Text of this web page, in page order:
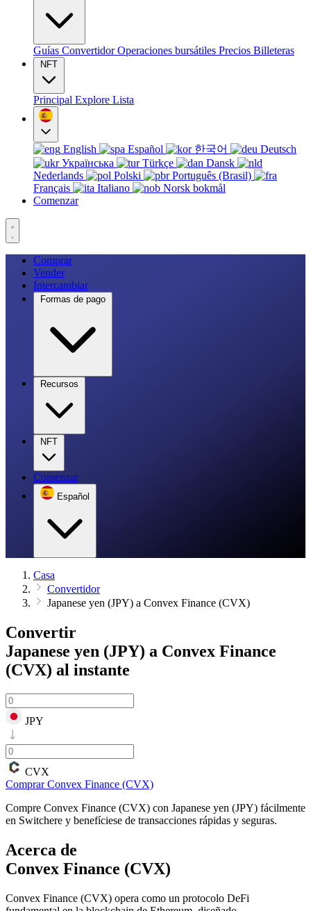
Guías ConvertidorOperaciones bursátiles Precios Billeteras
NFT
Principal Explore Lista
English Español 한국어
Deutsch
Українська
Türkçe
Dansk
Nederlands
Polski
Português (Brasil)
Français
Italiano
Norsk bokmål
Comenzar
Comprar
Vender
Intercambiar
Formas de pago
Recursos
NFT
Comenzar
Español
Casa
Convertidor
Japanese yen (JPY) a Convex Finance (CVX)
Convertir
Japanese yen (JPY) a Convex Finance
(CVX) al instante
JPY
CVX
Comprar Convex Finance (CVX)
Compre Convex Finance (CVX) con Japanese yen (JPY) fácilmente
en Switchere y benefíciese de transacciones rápidas y seguras.
Acerca de
Convex Finance (CVX)
Convex Finance (CVX) opera como un protocolo DeFi